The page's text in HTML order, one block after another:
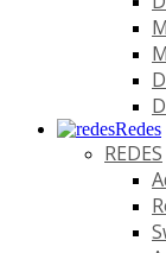
Redes
REDES